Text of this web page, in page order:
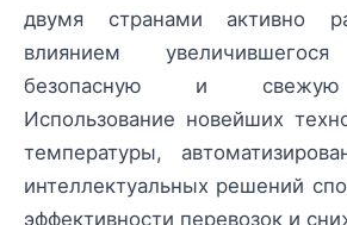
двумя странами активно
влиянием
безопасную и свежую
Использование новейших
температуры,
интеллектуальных решений
эффективности перевозок и